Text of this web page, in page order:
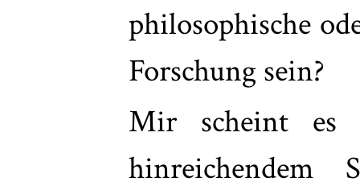
philosophische
Forschung sein?
Mir scheint es
hinreichendem